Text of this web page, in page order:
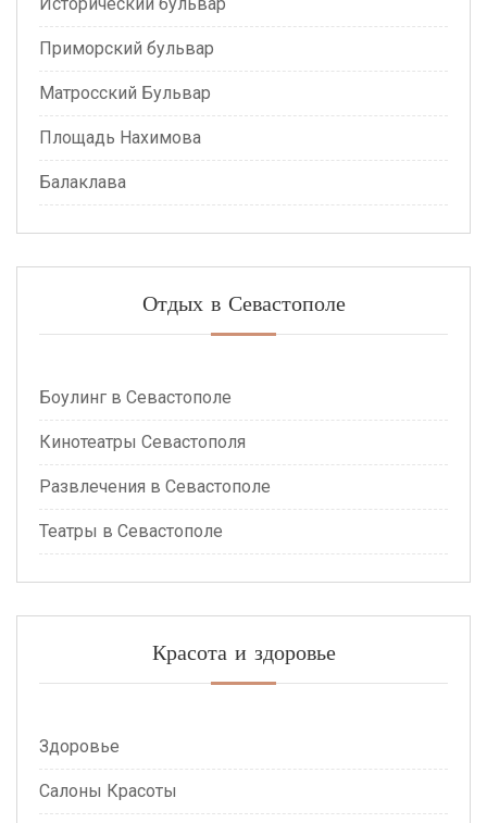
Приморский бульвар
Матросский Бульвар
Площадь Нахимова
Балаклава
Отдых в Севастополе
Боулинг в Севастополе
Кинотеатры Севастополя
Развлечения в Севастополе
Театры в Севастополе
Красота и здоровье
Здоровье
Салоны Красоты